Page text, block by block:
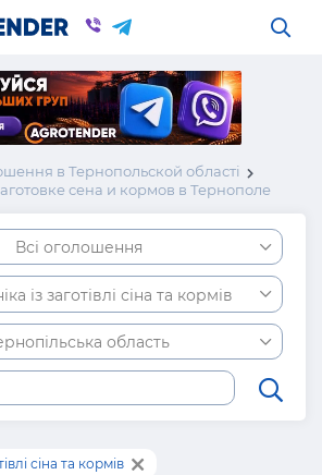
в Тернопольской області
сена и кормов в Тернополе
Всі оголошення
із заготівлі сіна та кормів
область
сіна та кормів